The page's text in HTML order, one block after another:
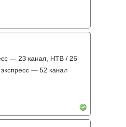
— 23 канал, НТВ / 26
— 52 канал